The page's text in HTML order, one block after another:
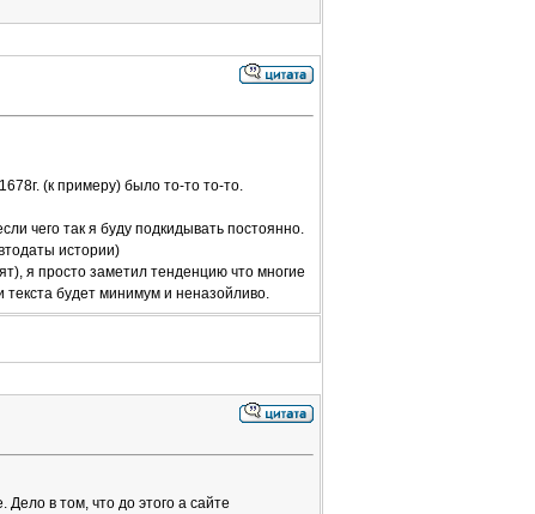
(к примеру) было то-то то-то.
чего так я буду подкидывать постоянно.
истории)
я просто заметил тенденцию что многие
будет минимум и неназойливо.
в том, что до этого а сайте